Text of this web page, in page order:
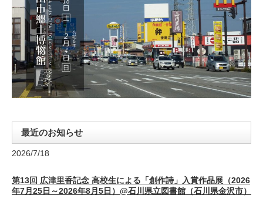
最近のお知らせ
2026/7/18
第13回 広津里香記念 高校生による「創作詩」入賞作品展（2026
年7月25日～2026年8月5日）@石川県立図書館（石川県金沢市）